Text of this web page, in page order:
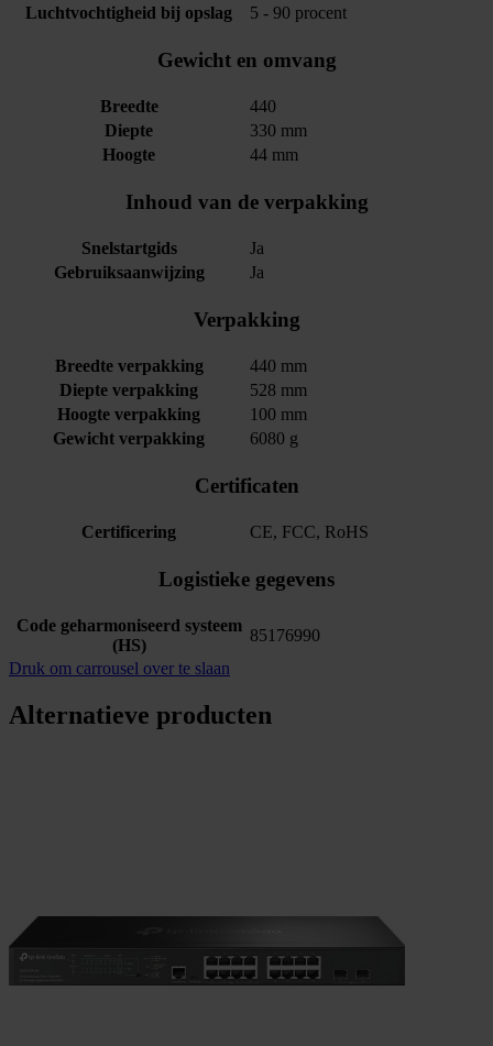
Luchtvochtigheid bij opslag
5 - 90 procent
Gewicht en omvang
Breedte
440
Diepte
330 mm
Hoogte
44 mm
Inhoud van de verpakking
Snelstartgids
Ja
Gebruiksaanwijzing
Ja
Verpakking
Breedte verpakking
440 mm
Diepte verpakking
528 mm
Hoogte verpakking
100 mm
Gewicht verpakking
6080 g
Certificaten
Certificering CE, FCC, RoHS
Logistieke gegevens
Code geharmoniseerd systeem
(HS)
85176990
Druk om carrousel over te slaan
Alternatieve producten